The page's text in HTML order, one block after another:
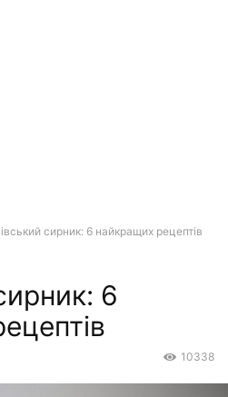
сирник: 6 найкращих рецептів
6
10338